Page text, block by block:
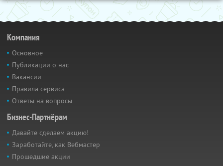
Компания
Основное
Публикации о нас
Вакансии
Правила сервиса
Ответы на вопросы
Бизнес-Партнёрам
Давайте сделаем акцию!
Заработайте, как Вебмастер
Прошедшие акции